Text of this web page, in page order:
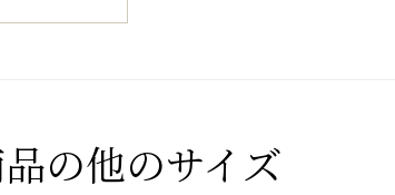
の他のサイズ